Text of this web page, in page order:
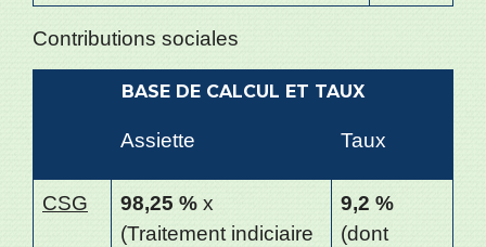
Contributions sociales
BASE DE CALCUL ET TAUX
Assiette Taux
CSG 98,25 % x
(Traitement indiciaire
9,2 %
(dont